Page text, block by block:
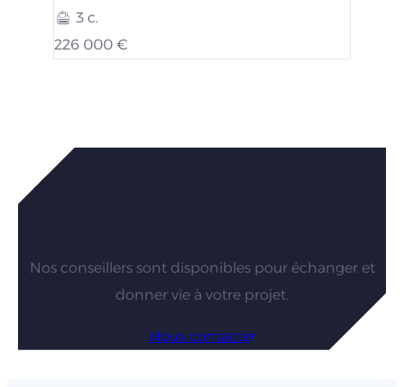
3 c.
226 000 €
Vous êtes intéressés par nos
Nos conseillers sont disponibles pour échanger et
donner vie à votre projet.
Nous contacter